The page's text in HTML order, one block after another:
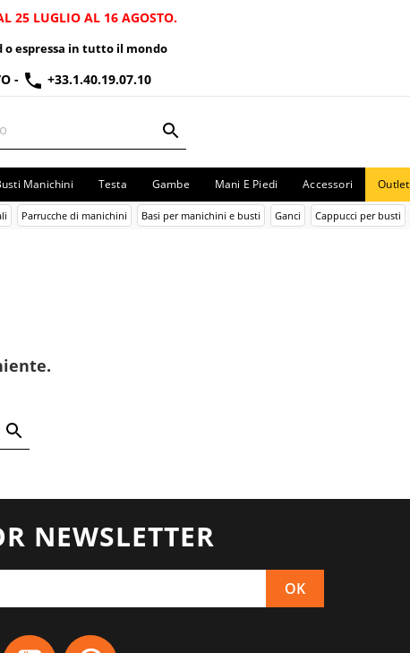
25 LUGLIO AL 16 AGOSTO.
o espressa in tutto il mondo
- +33.1.40.19.07.10
Manichini Testa Gambe Mani E Piedi Accessori Outlet
Parrucche di manichini Basi per manichini e busti Ganci Cappucci per busti
NEWSLETTER
Facebook YouTube